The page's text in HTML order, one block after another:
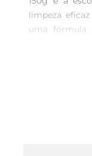
limpeza
uma fórmula
removendo